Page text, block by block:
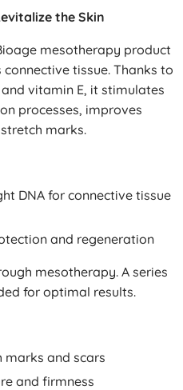
the Skin
mesotherapy product
tissue. Thanks to
vitamin E, it stimulates
processes, improves
marks.
DNA for connective tissue
and regeneration
mesotherapy. A series
for optimal results.
marks and scars
and firmness